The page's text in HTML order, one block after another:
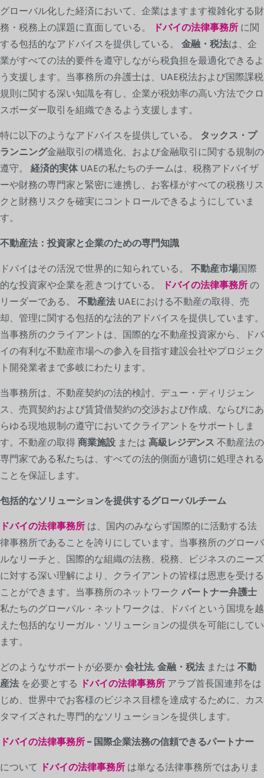
グローバル化した経済において、企業はますます複雑化する財
務・税務上の課題に直面している。
ドバイの法律事務所 に関
する包括的なアドバイスを提供している。 金融・税法は、企
業がすべての法的要件を遵守しながら税負担を最適化できるよ
う支援します。当事務所の弁護士は、UAE税法および国際課税
規則に関する深い知識を有し、企業が税効率の高い方法でクロ
スボーダー取引を組織できるよう支援します。
特に以下のようなアドバイスを提供している。 タックス・プ
ランニング金融取引の構造化、および金融取引に関する規制の
遵守。 経済的実体UAEの私たちのチームは、税務アドバイザ
ーや財務の専門家と緊密に連携し、お客様がすべての税務リス
クと財務リスクを確実にコントロールできるようにしていま
す。
不動産法：投資家と企業のための専門知識
ドバイはその活況で世界的に知られている。 不動産市場国際
的な投資家や企業を惹きつけている。
ドバイの法律事務所の
リーダーである。 不動産法 UAEにおける不動産の取得、売
却、管理に関する包括的な法的アドバイスを提供しています。
当事務所のクライアントは、国際的な不動産投資家から、ドバ
イの有利な不動産市場への参入を目指す建設会社やプロジェク
ト開発業者まで多岐にわたります。
当事務所は、不動産契約の法的検討、デュー・ディリジェン
ス、売買契約および賃貸借契約の交渉および作成、ならびにあ
らゆる現地規制の遵守においてクライアントをサポートしま
す。不動産の取得 商業施設 または 高級レジデンス 不動産法の
専門家である私たちは、すべての法的側面が適切に処理される
ことを保証します。
包括的なソリューションを提供するグローバルチーム
ドバイの法律事務所 は、国内のみならず国際的に活動する法
律事務所であることを誇りにしています。当事務所のグローバ
ルなリーチと、国際的な組織の法務、税務、ビジネスのニーズ
に対する深い理解により、クライアントの皆様は恩恵を受ける
ことができます。当事務所のネットワーク パートナー弁護士
私たちのグローバル・ネットワークは、ドバイという国境を越
えた包括的なリーガル・ソリューションの提供を可能にしてい
ます。
どのようなサポートが必要か会社法,金融・税法 または 不動
産法 を必要とする ドバイの法律事務所 アラブ首長国連邦をは
じめ、世界中でお客様のビジネス目標を達成するために、カス
タマイズされた専門的なソリューションを提供します。
ドバイの法律事務所- 国際企業法務の信頼できるパートナー
について ドバイの法律事務所 は単なる法律事務所ではありま